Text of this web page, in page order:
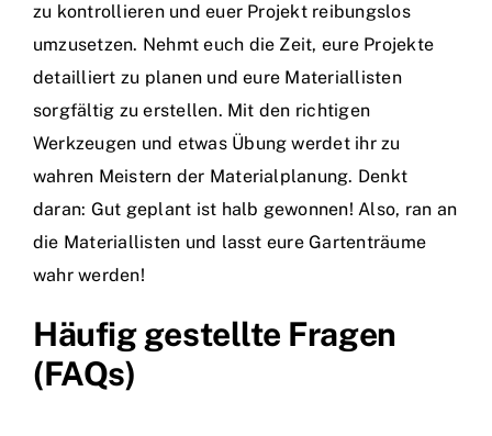
zu kontrollieren und euer Projekt reibungslos
umzusetzen. Nehmt euch die Zeit, eure Projekte
detailliert zu planen und eure Materiallisten
sorgfältig zu erstellen. Mit den richtigen
Werkzeugen und etwas Übung werdet ihr zu
wahren Meistern der Materialplanung. Denkt
daran: Gut geplant ist halb gewonnen! Also, ran an
die Materiallisten und lasst eure Gartenträume
wahr werden!
Häufig gestellte Fragen
(FAQs)